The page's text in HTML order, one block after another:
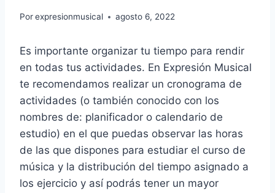
Porexpresionmusical agosto 6, 2022
Es importante organizar tu tiempo para rendir
en todas tus actividades. En Expresión Musical
te recomendamos realizar un cronograma de
actividades (o también conocido con los
nombres de: planificador o calendario de
estudio) en el que puedas observar las horas
de las que dispones para estudiar el curso de
música y la distribución del tiempo asignado a
los ejercicio y así podrás tener un mayor